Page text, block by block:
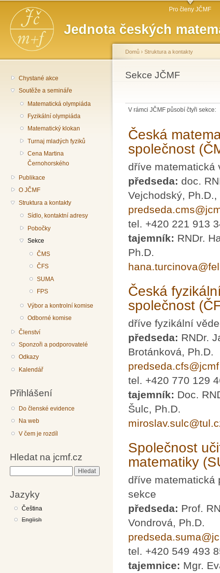
Jednota českých
Hlavní menu Pro členy JČMF
Chystané akce
Soutěže a semináře
Matematická olympiáda
Fyzikální olympiáda
Matematický klokan
Turnaj mladých fyziků
Cena Martina
Černohorského
Publikace
O JČMF
Struktura a kontakty
Sídlo, kontaktní adresy
Pobočky
Sekce
ČMS
ČFS
SUMA
FPS
Výbor a kontrolní komise
Odborné komise
Členství
Sponzoři a podporovatelé
Odkazy
Kalendář
Přihlášení
Do členské evidence
Na web
V čem je rozdíl
Hledat na jcmf.cz
Jazyky
Čeština
English
Jste zde
Domů › Struktura a kontakty
Sekce JČMF
V rámci JČMF působí čtyři sekce:
Česká
společnost
dříve matematická
předseda: doc.
Vejchodský, Ph.D.,
tel. +420 221 913
tajemník: RNDr.
Ph.D.
Česká
společnost
dříve fyzikální
předseda: RNDr.
Brotánková, Ph.D.
tel. +420 770 129
tajemník: Doc.
Šulc, Ph.D.
Společnost
matematiky
dříve matematická
sekce
předseda: Prof.
Vondrová, Ph.D.
tel. +420 549 493
tajemnice: Mgr.